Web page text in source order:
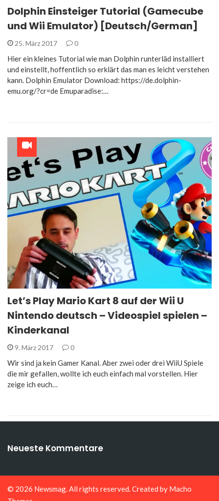
Dolphin Einsteiger Tutorial (Gamecube
und Wii Emulator) [Deutsch/German]
25. März 2017 0
Hier ein kleines Tutorial wie man Dolphin runterläd installiert
und einstellt, hoffentlich so erklärt das man es leicht verstehen
kann. Dolphin Emulator Download: https://de.dolphin-
emu.org/?cr=de Emuparadise:…
Let’s Play Mario Kart 8 auf der Wii U
Nintendo deutsch – Videospiel spielen –
Kinderkanal
9. März 2017 0
Wir sind ja kein Gamer Kanal. Aber zwei oder drei WiiU Spiele
die mir gefallen, wollte ich euch einfach mal vorstellen. Hier
zeige ich euch…
Neueste Kommentare
© 2026 Newsmag . All rights reserved. Created by Macho